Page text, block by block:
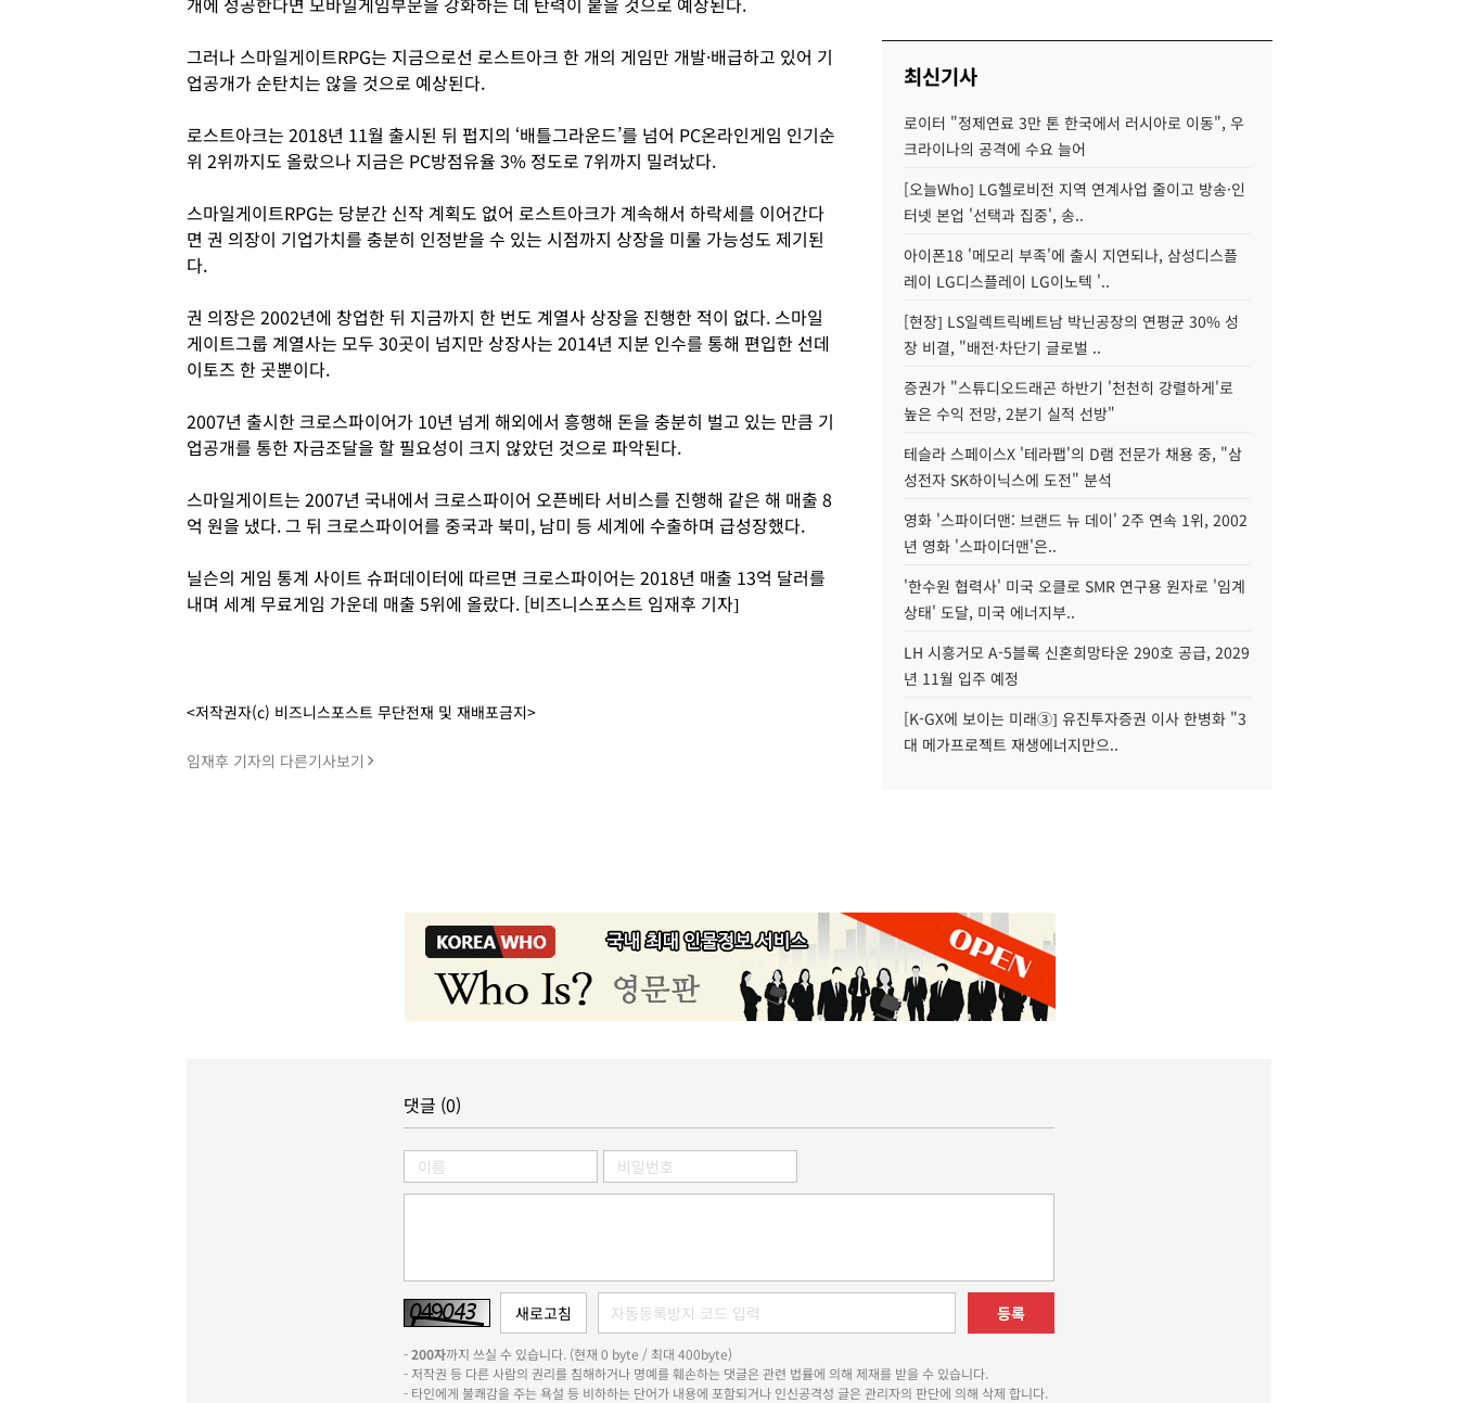
그러나 스마일게이트RPG는 지금으로선 로스트아크 한 개의 게임만 개발·배급하고 있어 기
업공개가 순탄치는 않을 것으로 예상된다.
로스트아크는 2018년 11월 출시된 뒤 펍지의 ‘배틀그라운드’를 넘어 PC온라인게임 인기순
위 2위까지도 올랐으나 지금은 PC방점유율 3% 정도로 7위까지 밀려났다.
스마일게이트RPG는 당분간 신작 계획도 없어 로스트아크가 계속해서 하락세를 이어간다
면 권 의장이 기업가치를 충분히 인정받을 수 있는 시점까지 상장을 미룰 가능성도 제기된
다.
권 의장은 2002년에 창업한 뒤 지금까지 한 번도 계열사 상장을 진행한 적이 없다. 스마일
게이트그룹 계열사는 모두 30곳이 넘지만 상장사는 2014년 지분 인수를 통해 편입한 선데
이토즈 한 곳뿐이다.
2007년 출시한 크로스파이어가 10년 넘게 해외에서 흥행해 돈을 충분히 벌고 있는 만큼 기
업공개를 통한 자금조달을 할 필요성이 크지 않았던 것으로 파악된다.
스마일게이트는 2007년 국내에서 크로스파이어 오픈베타 서비스를 진행해 같은 해 매출 8
억 원을 냈다. 그 뒤 크로스파이어를 중국과 북미, 남미 등 세계에 수출하며 급성장했다.
닐슨의 게임 통계 사이트 슈퍼데이터에 따르면 크로스파이어는 2018년 매출 13억 달러를
내며 세계 무료게임 가운데 매출 5위에 올랐다. [비즈니스포스트 임재후 기자]
<저작권자(c) 비즈니스포스트 무단전재 및 재배포금지>
임재후 기자의 다른기사보기
최신기사
로이터 "정제연료 3만 톤 한국에서 러시아로 이동", 우
크라이나의 공격에 수요 늘어
[오늘Who] LG헬로비전 지역 연계사업 줄이고 방송·인
터넷 본업 '선택과 집중', 송..
아이폰18 '메모리 부족'에 출시 지연되나, 삼성디스플
레이 LG디스플레이 LG이노텍 '..
[현장] LS일렉트릭베트남 박닌공장의 연평균 30% 성
장 비결, "배전·차단기 글로벌 ..
증권가 "스튜디오드래곤 하반기 '천천히 강렬하게'로
높은 수익 전망, 2분기 실적 선방"
테슬라 스페이스X '테라팹'의 D램 전문가 채용 중, "삼
성전자 SK하이닉스에 도전" 분석
영화 '스파이더맨: 브랜드 뉴 데이' 2주 연속 1위, 2002
년 영화 '스파이더맨'은..
'한수원 협력사' 미국 오클로 SMR 연구용 원자로 '임계
상태' 도달, 미국 에너지부..
LH 시흥거모 A-5블록 신혼희망타운 290호 공급, 2029
년 11월 입주 예정
[K-GX에 보이는 미래③] 유진투자증권 이사 한병화 "3
대 메가프로젝트 재생에너지만으..
댓글 (0)
등록
-200자까지 쓰실 수 있습니다. (현재 0 byte / 최대 400byte)
- 저작권 등 다른 사람의 권리를 침해하거나 명예를 훼손하는 댓글은 관련 법률에 의해 제재를 받을 수 있습니다.
- 타인에게 불쾌감을 주는 욕설 등 비하하는 단어가 내용에 포함되거나 인신공격성 글은 관리자의 판단에 의해 삭제 합니다.